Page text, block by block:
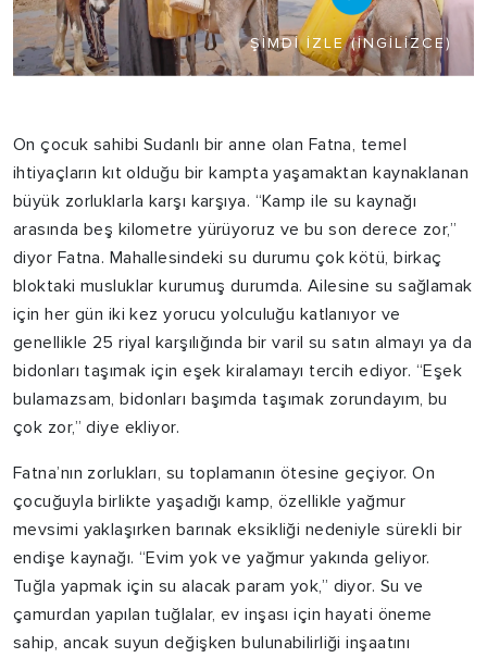
ŞIMDI İZLE (İNGILIZCE)
On çocuk sahibi Sudanlı bir anne olan Fatna, temel
ihtiyaçların kıt olduğu bir kampta yaşamaktan kaynaklanan
büyük zorluklarla karşı karşıya. “Kamp ile su kaynağı
arasında beş kilometre yürüyoruz ve bu son derece zor,”
diyor Fatna. Mahallesindeki su durumu çok kötü, birkaç
bloktaki musluklar kurumuş durumda. Ailesine su sağlamak
için her gün iki kez yorucu yolculuğu katlanıyor ve
genellikle 25 riyal karşılığında bir varil su satın almayı ya da
bidonları taşımak için eşek kiralamayı tercih ediyor. “Eşek
bulamazsam, bidonları başımda taşımak zorundayım, bu
çok zor,” diye ekliyor.
Fatna’nın zorlukları, su toplamanın ötesine geçiyor. On
çocuğuyla birlikte yaşadığı kamp, özellikle yağmur
mevsimi yaklaşırken barınak eksikliği nedeniyle sürekli bir
endişe kaynağı. “Evim yok ve yağmur yakında geliyor.
Tuğla yapmak için su alacak param yok,” diyor. Su ve
çamurdan yapılan tuğlalar, ev inşası için hayati öneme
sahip, ancak suyun değişken bulunabilirliği inşaatını